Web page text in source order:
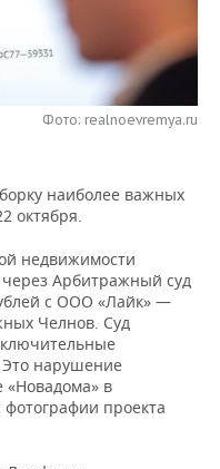
Фото: realnoevremya.ru
наиболее важных
октября.
недвижимости
Арбитражный суд
с ООО «Лайк» —
Челнов. Суд
нарушение
«Новадома» в
проекта